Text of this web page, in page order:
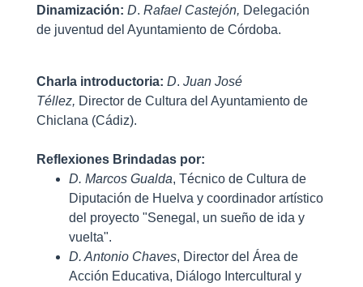
Dinamización: D. Rafael Castejón, Delegación
de juventud del Ayuntamiento de Córdoba.
Charla introductoria: D. Juan José
Téllez, Director de Cultura del Ayuntamiento de
Chiclana (Cádiz).
Reflexiones Brindadas por:
D. Marcos Gualda, Técnico de Cultura de
Diputación de Huelva y coordinador artístico
del proyecto "Senegal, un sueño de ida y
vuelta".
D. Antonio Chaves, Director del Área de
Acción Educativa, Diálogo Intercultural y